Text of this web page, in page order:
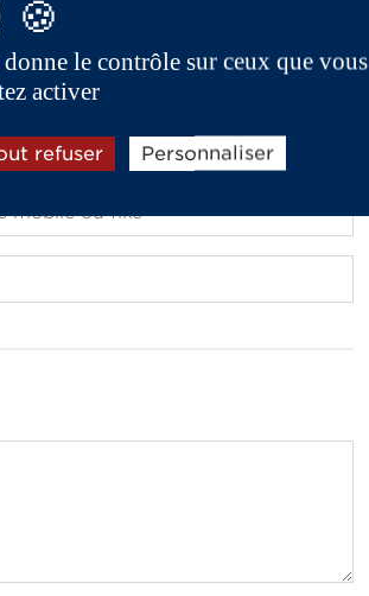
le contrôle sur ceux que vous
activer
refuser Personnaliser